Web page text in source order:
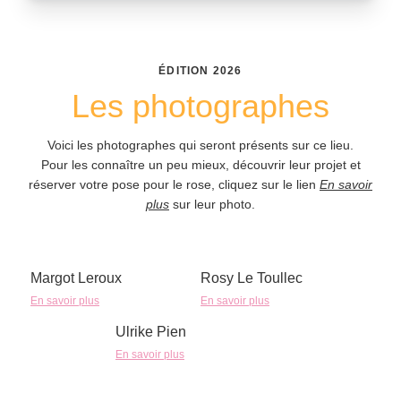
ÉDITION 2026
Les photographes
Voici les photographes qui seront présents sur ce lieu.
Pour les connaître un peu mieux, découvrir leur projet et
réserver votre pose pour le rose, cliquez sur le lien En savoir
plus sur leur photo.
Margot Leroux
En savoir plus
Rosy Le Toullec
En savoir plus
Ulrike Pien
En savoir plus